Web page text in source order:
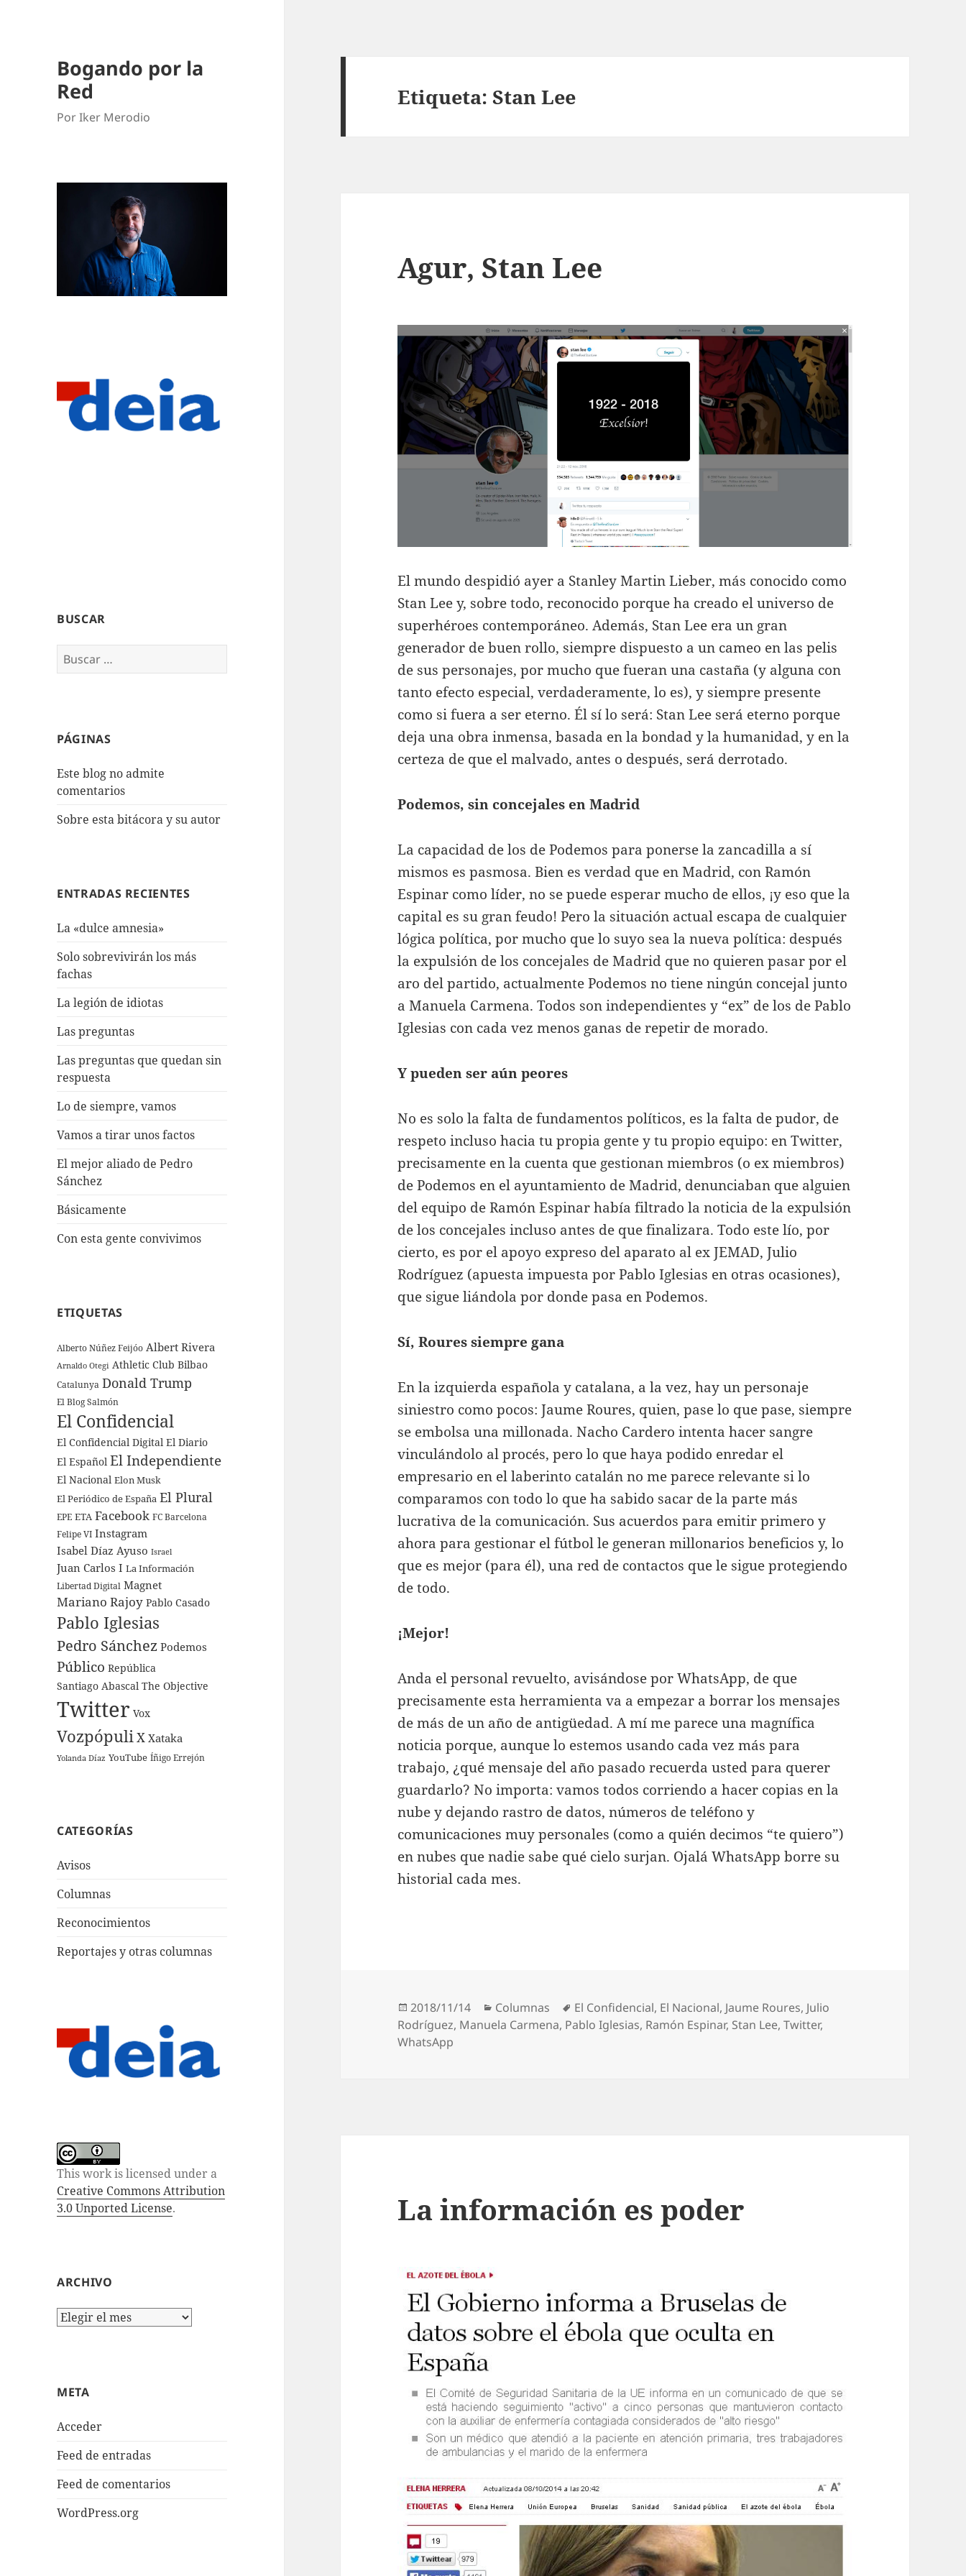
Bogando por la
Red
Por Iker Merodio
BUSCAR
Buscar:
PÁGINAS
Este blog no admite
comentarios
Sobre esta bitácora y su autor
ENTRADAS RECIENTES
La «dulce amnesia»
Solo sobrevivirán los más
fachas
La legión de idiotas
Las preguntas
Las preguntas que quedan sin
respuesta
Lo de siempre, vamos
Vamos a tirar unos factos
El mejor aliado de Pedro
Sánchez
Básicamente
Con esta gente convivimos
ETIQUETAS
Alberto Núñez Feijóo Albert Rivera
Arnaldo Otegi Athletic Club Bilbao
Catalunya Donald Trump
El Blog Salmón
El Confidencial
El Confidencial Digital El Diario
El Español El Independiente
El Nacional Elon Musk
El Periódico de España El Plural
EPE ETA Facebook FC Barcelona
Felipe VI Instagram
Isabel Díaz Ayuso Israel
Juan Carlos I La Información
Libertad Digital Magnet
Mariano Rajoy Pablo Casado
Pablo Iglesias
Pedro Sánchez Podemos
Público República
Santiago Abascal The Objective
Twitter Vox
Vozpópuli X Xataka
Yolanda Díaz YouTube Íñigo Errejón
CATEGORÍAS
Avisos
Columnas
Reconocimientos
Reportajes y otras columnas
This work is licensed under a
Creative Commons Attribution
3.0 Unported License.
ARCHIVO
Archivo
META
Acceder
Feed de entradas
Feed de comentarios
WordPress.org
Etiqueta:Stan Lee
Agur, Stan Lee
El mundo despidió ayer a Stanley Martin Lieber, más conocido como
Stan Lee y, sobre todo, reconocido porque ha creado el universo de
superhéroes contemporáneo. Además, Stan Lee era un gran
generador de buen rollo, siempre dispuesto a un cameo en las pelis
de sus personajes, por mucho que fueran una castaña (y alguna con
tanto efecto especial, verdaderamente, lo es), y siempre presente
como si fuera a ser eterno. Él sí lo será: Stan Lee será eterno porque
deja una obra inmensa, basada en la bondad y la humanidad, y en la
certeza de que el malvado, antes o después, será derrotado.
Podemos, sin concejales en Madrid
La capacidad de los de Podemos para ponerse la zancadilla a sí
mismos es pasmosa. Bien es verdad que en Madrid, con Ramón
Espinar como líder, no se puede esperar mucho de ellos, ¡y eso que la
capital es su gran feudo! Pero la situación actual escapa de cualquier
lógica política, por mucho que lo suyo sea la nueva política: después
la expulsión de los concejales de Madrid que no quieren pasar por el
aro del partido, actualmente Podemos no tiene ningún concejal junto
a Manuela Carmena. Todos son independientes y “ex” de los de Pablo
Iglesias con cada vez menos ganas de repetir de morado.
Y pueden ser aún peores
No es solo la falta de fundamentos políticos, es la falta de pudor, de
respeto incluso hacia tu propia gente y tu propio equipo: en Twitter,
precisamente en la cuenta que gestionan miembros (o ex miembros)
de Podemos en el ayuntamiento de Madrid, denunciaban que alguien
del equipo de Ramón Espinar había filtrado la noticia de la expulsión
de los concejales incluso antes de que finalizara. Todo este lío, por
cierto, es por el apoyo expreso del aparato al ex JEMAD, Julio
Rodríguez (apuesta impuesta por Pablo Iglesias en otras ocasiones),
que sigue liándola por donde pasa en Podemos.
Sí, Roures siempre gana
En la izquierda española y catalana, a la vez, hay un personaje
siniestro como pocos: Jaume Roures, quien, pase lo que pase, siempre
se embolsa una millonada. Nacho Cardero intenta hacer sangre
vinculándolo al procés, pero lo que haya podido enredar el
empresario en el laberinto catalán no me parece relevante si lo
comparamos con todo lo que ha sabido sacar de la parte más
lucrativa de la comunicación. Sus acuerdos para emitir primero y
ahora para gestionar el fútbol le generan millonarios beneficios y, lo
que es mejor (para él), una red de contactos que le sigue protegiendo
de todo.
¡Mejor!
Anda el personal revuelto, avisándose por WhatsApp, de que
precisamente esta herramienta va a empezar a borrar los mensajes
de más de un año de antigüedad. A mí me parece una magnífica
noticia porque, aunque lo estemos usando cada vez más para
trabajo, ¿qué mensaje del año pasado recuerda usted para querer
guardarlo? No importa: vamos todos corriendo a hacer copias en la
nube y dejando rastro de datos, números de teléfono y
comunicaciones muy personales (como a quién decimos “te quiero”)
en nubes que nadie sabe qué cielo surjan. Ojalá WhatsApp borre su
historial cada mes.
Publicado
el
2018/11/14 Categorías
Columnas Etiquetas
El Confidencial, El Nacional, Jaume Roures, Julio
Rodríguez, Manuela Carmena, Pablo Iglesias, Ramón Espinar, Stan Lee,Twitter,
WhatsApp
La información es poder